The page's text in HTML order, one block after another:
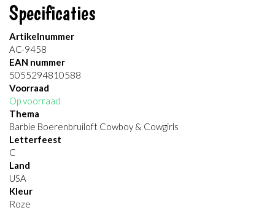
Specificaties
Artikelnummer
AC-9458
EAN nummer
5055294810588
Voorraad
Op voorraad
Thema
Barbie Boerenbruiloft Cowboy & Cowgirls
Letterfeest
C
Land
USA
Kleur
Roze